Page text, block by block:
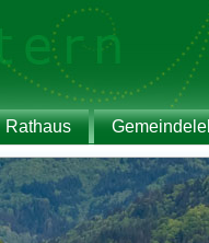
Rathaus